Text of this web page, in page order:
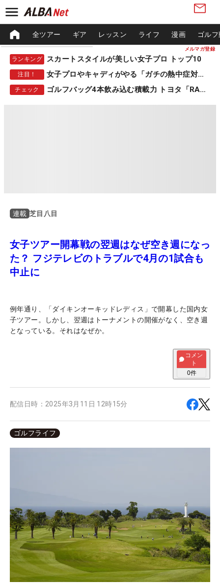
メルマガ登録
全ツアー ギア レッスン ライフ 漫画 ゴル
ランキング スカートスタイルが美しい女子プロ トップ10
注目！ 女子プロやキャディがやる「ガチの熱中症対策」
チェック ゴルフバッグ4本飲み込む積載力 トヨタ「RAV4」
連載 芝目八目
女子ツアー開幕戦の翌週はなぜ空き週になっ
た？ フジテレビのトラブルで4月の1試合も
中止に
例年通り、「ダイキンオーキッドレディス」で開幕した国内女
子ツアー。しかし、翌週はトーナメントの開催がなく、空き週
となっている。それはなぜか。
コメン
ト
0件
配信日時： 2025年3月11日 12時15分
ゴルフライフ